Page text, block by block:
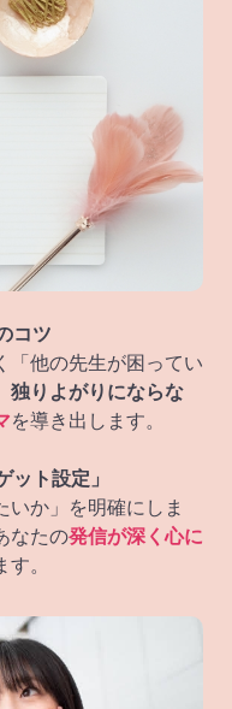
コツ
「他の先生が困ってい
独りよがりにならな
を導き出します。
ット設定」
いか」を明確にしま
なたの発信が深く心に
す。